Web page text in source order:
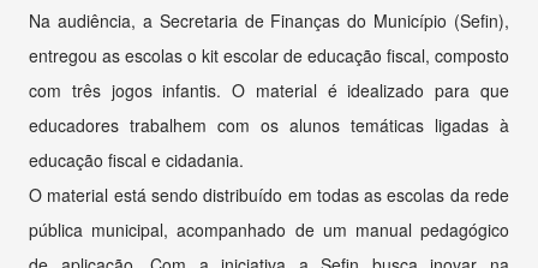
Na audiência, a Secretaria de Finanças do Município (Sefin),
entregou as escolas o kit escolar de educação fiscal, composto
com três jogos infantis. O material é idealizado para que
educadores trabalhem com os alunos temáticas ligadas à
educação fiscal e cidadania.
O material está sendo distribuído em todas as escolas da rede
pública municipal, acompanhado de um manual pedagógico